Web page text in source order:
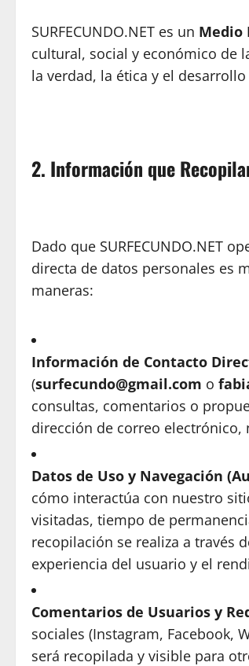
SURFECUNDO.NET es un Medio
cultural, social y económico de
la verdad, la ética y el
2. Información que
Dado que SURFECUNDO.NET
directa de datos personales es
maneras:
Información de Contacto
(surfecundo@gmail.com o
consultas, comentarios o
dirección de correo electrónico,
Datos de Uso y Navegación
cómo interactúa con nuestro
visitadas, tiempo de
recopilación se realiza a través
experiencia del usuario y el
Comentarios de Usuarios y
sociales (Instagram, Facebook,
será recopilada y visible para